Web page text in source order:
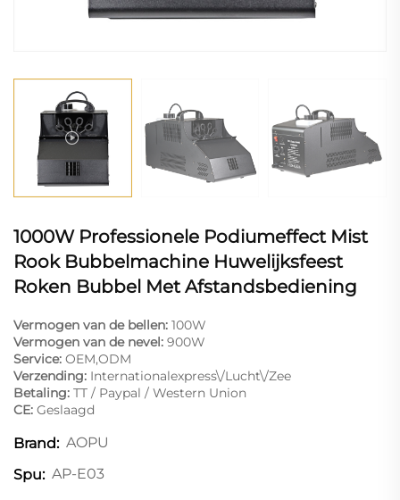
1000W Professionele Podiumeffect Mist
Rook Bubbelmachine Huwelijksfeest
Roken Bubbel Met Afstandsbediening
Vermogen van de bellen: 100W
Vermogen van de nevel: 900W
Service: OEM,ODM
Verzending: Internationalexpress\/Lucht\/Zee
Betaling: TT / Paypal / Western Union
CE: Geslaagd
Brand: AOPU
Spu: AP-E03